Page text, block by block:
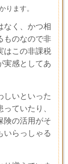
ります。
なく、かつ相
ものなので非
はこの非課税
実感としてあ
しいといった
ていたり、
険の活用がそ
いらっしゃる